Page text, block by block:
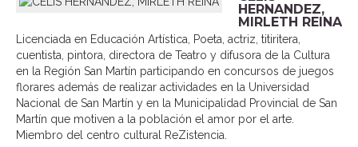
HERNANDEZ,
MIRLETH REINA
Licenciada en Educación Artística, Poeta, actriz, titiritera,
cuentista, pintora, directora de Teatro y difusora de la Cultura
en la Región San Martín participando en concursos de juegos
florares además de realizar actividades en la Universidad
Nacional de San Martín y en la Municipalidad Provincial de San
Martín que motiven a la población el amor por el arte.
Miembro del centro cultural ReZistencia.